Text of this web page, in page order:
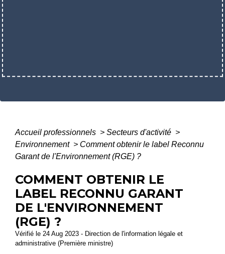
Accueil professionnels > Secteurs d'activité >
Environnement > Comment obtenir le label Reconnu
Garant de l'Environnement (RGE) ?
COMMENT OBTENIR LE
LABEL RECONNU GARANT
DE L'ENVIRONNEMENT
(RGE) ?
Vérifié le 24 Aug 2023 - Direction de l'information légale et
administrative (Première ministre)